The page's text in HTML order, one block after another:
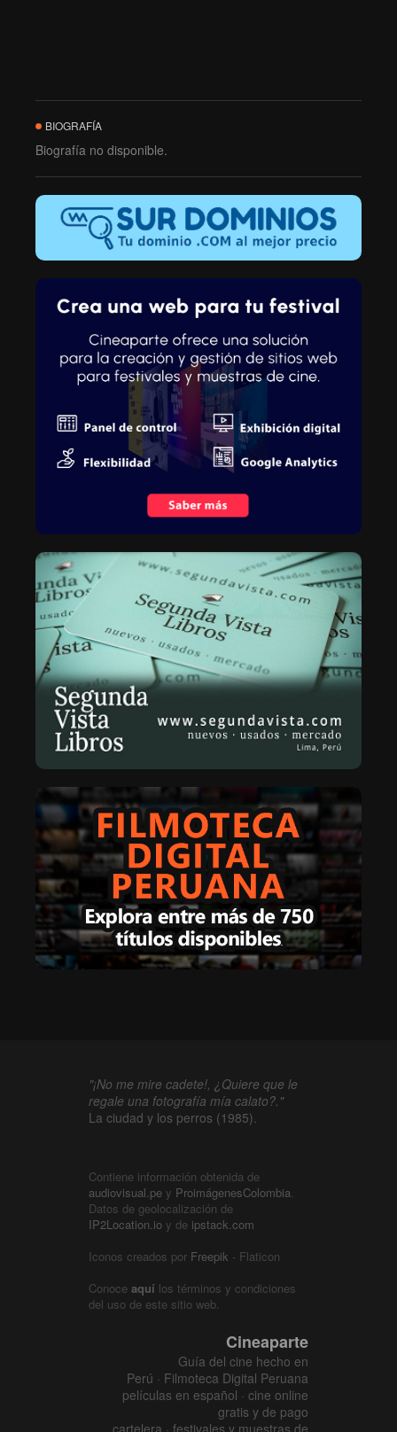
BIOGRAFÍA
Biografía no disponible.
"¡No me mire cadete!, ¿Quiere que le
regale una fotografía mía calato?."
La ciudad y los perros (1985).
Contiene información obtenida de
audiovisual.pe y ProimágenesColombia.
Datos de geolocalización de
IP2Location.io y de ipstack.com
Iconos creados por Freepik - Flaticon
Conoce aquí los términos y condiciones
del uso de este sitio web.
Cineaparte
Guía del cine hecho en
Perú · Filmoteca Digital Peruana
películas en español · cine online
gratis y de pago